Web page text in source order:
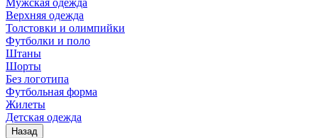
Мужская одежда
Верхняя одежда
Толстовки и олимпийки
Футболки и поло
Штаны
Шорты
Без логотипа
Футбольная форма
Жилеты
Детская одежда
Назад